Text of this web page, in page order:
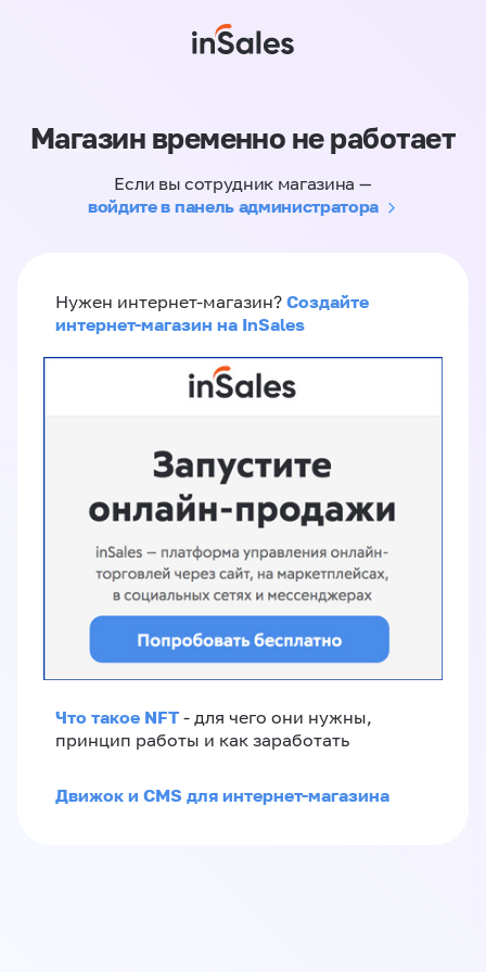
Магазин временно не работает
Если вы сотрудник магазина —
войдите в панель администратора
Нужен интернет-магазин? Создайте
интернет-магазин на InSales
Что такое NFT - для чего они нужны,
принцип работы и как заработать
Движок и CMS для интернет-магазина